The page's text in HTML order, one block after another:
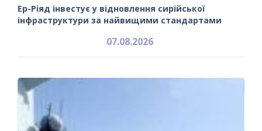
Ер-Ріяд інвестує у відновлення сирійської
інфраструктури за найвищими стандартами
07.08.2026